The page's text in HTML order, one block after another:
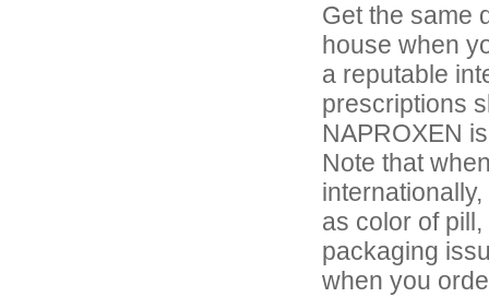
Get the same
house when
a reputable
prescriptions
NAPROXEN
Note that
as color of
packaging
when you